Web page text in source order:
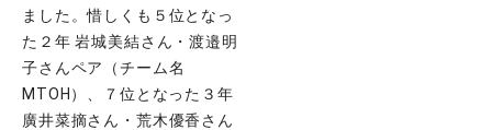
ました。惜しくも５位となっ
た２年 岩城美結さん・渡邉明
子さんペア（チーム名
MTOH）、７位となった３年
廣井菜摘さん・荒木優香さん